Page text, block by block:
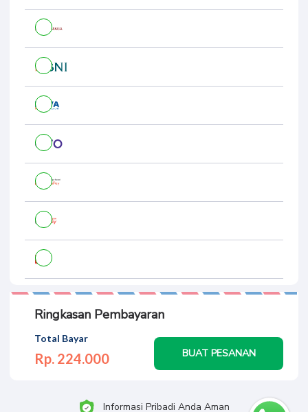
Ringkasan Pembayaran
Total Bayar
Rp. 224.000 BUAT PESANAN
Informasi Pribadi Anda Aman